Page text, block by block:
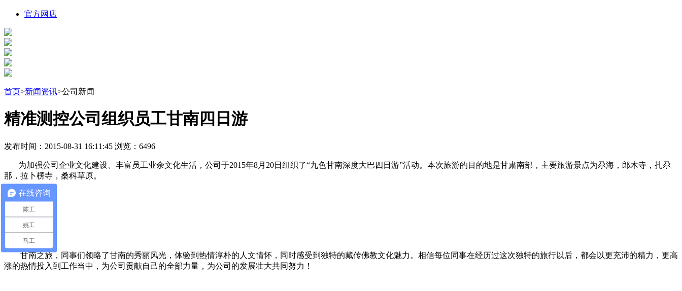
官方网店
首页>新闻资讯>公司新闻
精准测控公司组织员工甘南四日游
发布时间：2015-08-31 16:11:45 浏览：6496
为加强公司企业文化建设、丰富员工业余文化生活，公司于2015年8月20日组织了“九色甘南深度大巴四日游”活动。本次旅游的目的地是甘肃南部，主要旅游景点为尕海，郎木寺，扎尕
那，拉卜楞寺，桑科草原。
甘南之旅，同事们领略了甘南的秀丽风光，体验到热情淳朴的人文情怀，同时感受到独特的藏传佛教文化魅力。相信每位同事在经历过这次独特的旅行以后，都会以更充沛的精力，更高
涨的热情投入到工作当中，为公司贡献自己的全部力量，为公司的发展壮大共同努力！
在线咨询
陈工
姚工
马工